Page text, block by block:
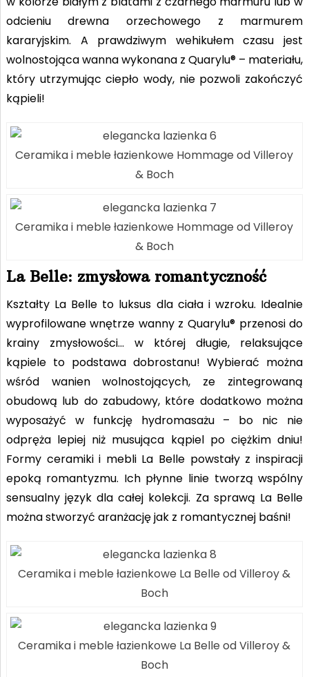
odcieniu drewna orzechowego z marmurem
kararyjskim. A prawdziwym wehikułem czasu jest
wolnostojąca wanna wykonana z Quarylu® – materiału,
który utrzymując ciepło wody, nie pozwoli zakończyć
kąpieli!
Ceramika i meble łazienkowe Hommage od Villeroy
& Boch
Ceramika i meble łazienkowe Hommage od Villeroy
& Boch
La Belle: zmysłowa romantyczność
Kształty La Belle to luksus dla ciała i wzroku. Idealnie
wyprofilowane wnętrze wanny z Quarylu® przenosi do
krainy zmysłowości… w której długie, relaksujące
kąpiele to podstawa dobrostanu! Wybierać można
wśród wanien wolnostojących, ze zintegrowaną
obudową lub do zabudowy, które dodatkowo można
wyposażyć w funkcję hydromasażu – bo nic nie
odpręża lepiej niż musująca kąpiel po ciężkim dniu!
Formy ceramiki i mebli La Belle powstały z inspiracji
epoką romantyzmu. Ich płynne linie tworzą wspólny
sensualny język dla całej kolekcji. Za sprawą La Belle
można stworzyć aranżację jak z romantycznej baśni!
Ceramika i meble łazienkowe La Belle od Villeroy &
Boch
Ceramika i meble łazienkowe La Belle od Villeroy &
Boch